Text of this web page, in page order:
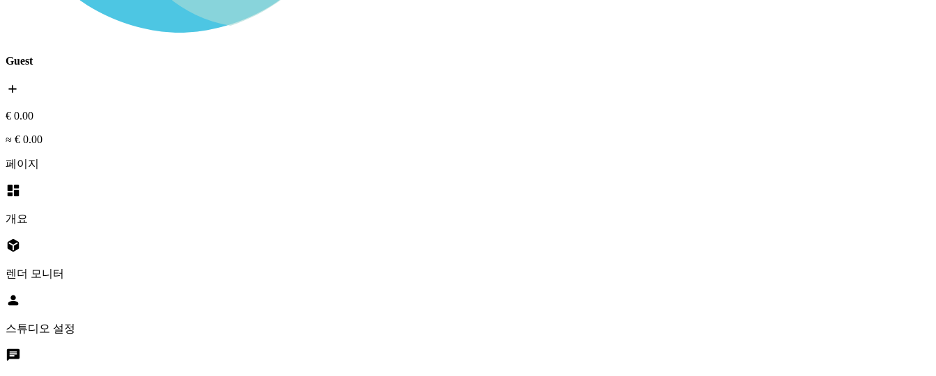
Guest
add
€ 0.00
≈ € 0.00
페이지
dashboard
개요
deployed_code
렌더 모니터
person
스튜디오 설정
chat